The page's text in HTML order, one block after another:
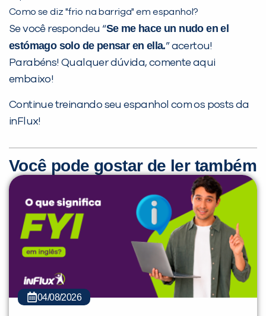
Como se diz "frio na barriga" em espanhol?
Se você respondeu “Se me hace un nudo en el
estómago solo de pensar en ella.” acertou!
Parabéns! Qualquer dúvida, comente aqui
embaixo!
Continue treinando seu espanhol com os posts da
inFlux!
Você pode gostar de ler também
04/08/2026